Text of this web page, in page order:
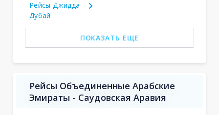
Рейсы Джидда -
Дубай
ПОКАЗАТЬ ЕЩЕ
Рейсы Объединенные Арабские
Эмираты - Саудовская Аравия